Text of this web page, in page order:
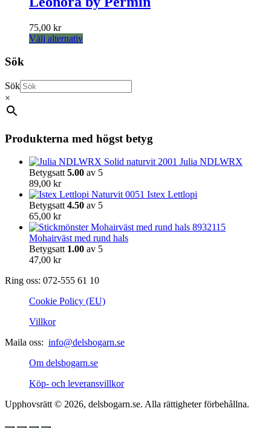
på
75,00 kr
Välj alternativDen
flera
varianter.
kan
på
produktsidan
Sök
Sök
×
Produkterna med högst betyg
Julia NDLWRX
Betygsatt5.00 av 5
89,00 kr
Istex Lettlopi
Betygsatt4.50 av 5
65,00 kr
Mohairväst med rund hals
Betygsatt 1.00 av 5
47,00 kr
Ring oss: 072-555 61 10
Cookie Policy (EU)
Villkor
Maila oss: info@delsbogarn.se
Om delsbogarn.se
Köp- och leveransvillkor
Upphovsrätt © 2026, delsbogarn.se. Alla rättigheter förbehållna.